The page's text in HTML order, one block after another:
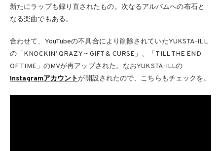
新たにラップも録り直されたもの。次なるアルバムへの布石と
なる楽曲でもある。
合わせて、YouTubeの不具合により削除されていたYUKSTA-ILL
の「KNOCKIN’ QRAZY ~ GIFT & CURSE」、「TILL THE END
OF TIME」のMVが再アップされた。なおYUKSTA-ILLの
Instagramアカウントが開設されたので、こちらもチェックを。